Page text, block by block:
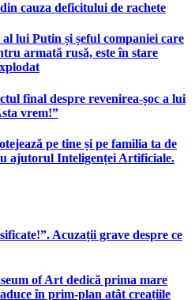
cauza deficitului de rachete
lui Putin și șeful companiei care
armată rusă, este în stare
final despre revenirea-șoc a lui
vrem!”
pe tine și pe familia ta de
ajutorul Inteligenței Artificiale.
Acuzații grave despre ce
of Art dedică prima mare
în prim-plan atât creațiile